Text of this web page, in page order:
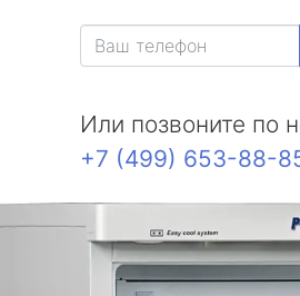
Или позвоните по
+7 (499) 653-88-